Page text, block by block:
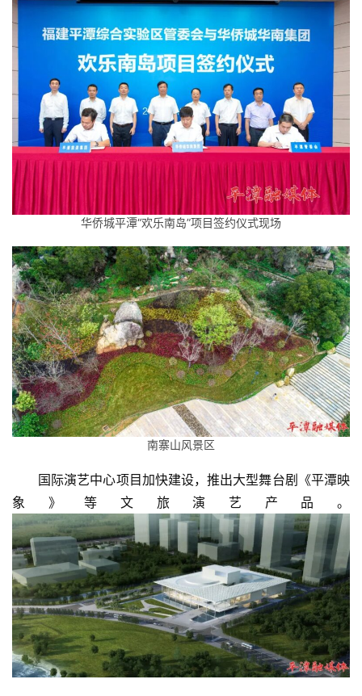
华侨城平潭“欢乐南岛”项目签约仪式现场
南寨山风景区
国际演艺中心项目加快建设，推出大型舞台剧《平潭映
象》等文旅演艺产品。